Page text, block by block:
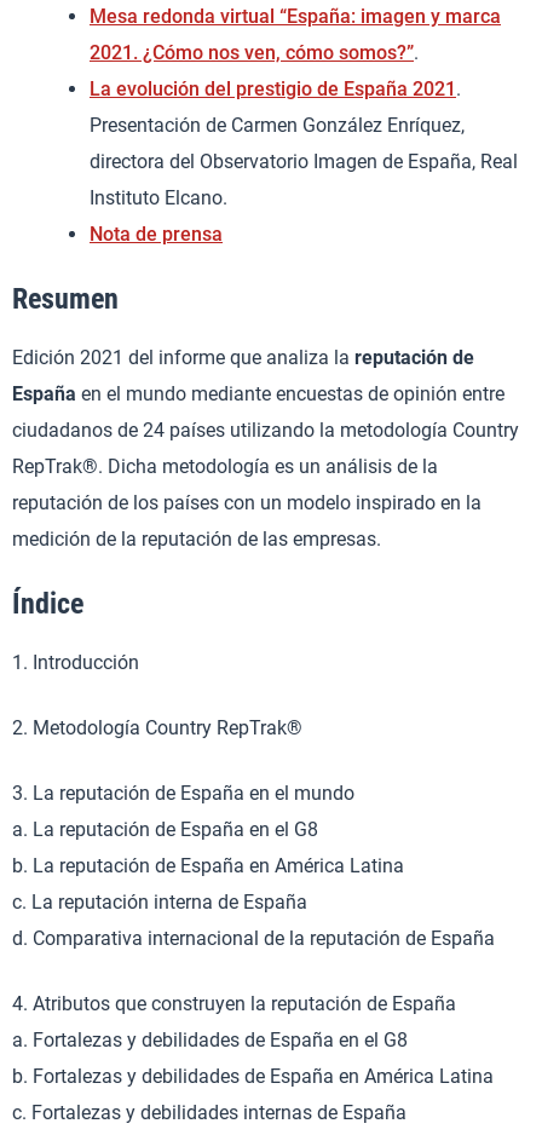
Mesa redonda virtual “España: imagen y marca
2021. ¿Cómo nos ven, cómo somos?”.
La evolución del prestigio de España 2021 .
Presentación de Carmen González Enríquez,
directora del Observatorio Imagen de España, Real
Instituto Elcano.
Nota de prensa
Resumen
Edición 2021 del informe que analiza la reputación de
España en el mundo mediante encuestas de opinión entre
ciudadanos de 24 países utilizando la metodología Country
RepTrak®. Dicha metodología es un análisis de la
reputación de los países con un modelo inspirado en la
medición de la reputación de las empresas.
Índice
1. Introducción
2. Metodología Country RepTrak®
3. La reputación de España en el mundo
a. La reputación de España en el G8
b. La reputación de España en América Latina
c. La reputación interna de España
d. Comparativa internacional de la reputación de España
4. Atributos que construyen la reputación de España
a. Fortalezas y debilidades de España en el G8
b. Fortalezas y debilidades de España en América Latina
c. Fortalezas y debilidades internas de España